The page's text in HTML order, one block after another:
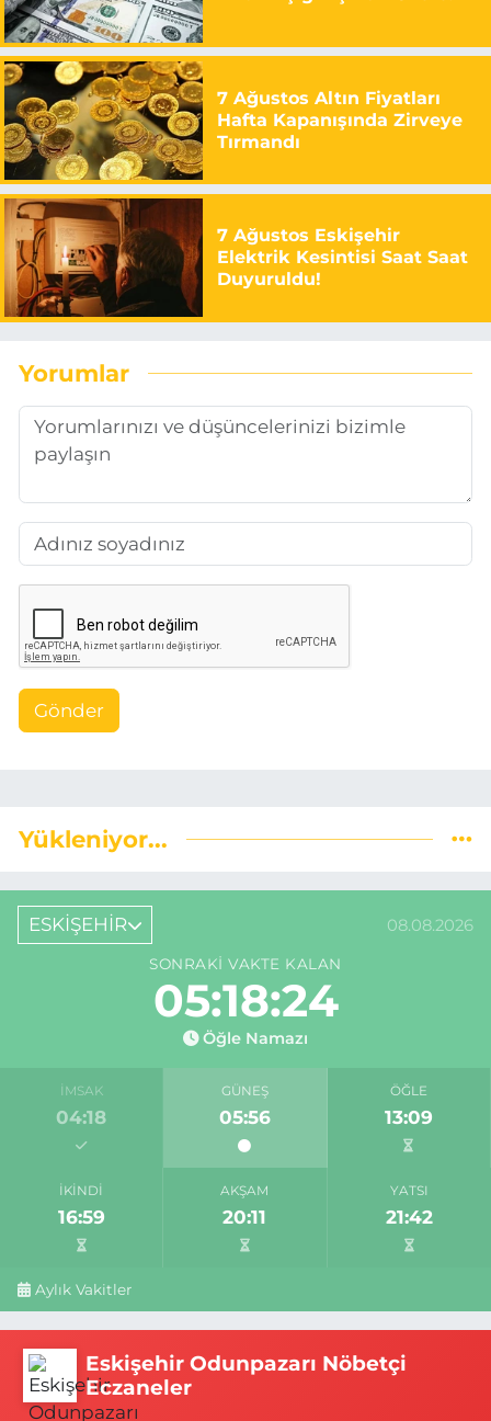
7 Ağustos Altın Fiyatları
Hafta Kapanışında Zirveye
Tırmandı
7 Ağustos Eskişehir
Elektrik Kesintisi Saat Saat
Duyuruldu!
Yorumlar
Gönder
Yükleniyor...
ESKİŞEHİR 08.08.2026
SONRAKI VAKTE KALAN
05:18:24
Öğle Namazı
İMSAK
04:18
GÜNEŞ
05:56
ÖĞLE
13:09
İKINDI
16:59
AKŞAM
20:11
YATSI
21:42
Aylık Vakitler
Eskişehir Odunpazarı Nöbetçi
Eczaneler